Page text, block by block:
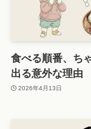
食べる順番、ち
出る意外な理由
2026年4月13日